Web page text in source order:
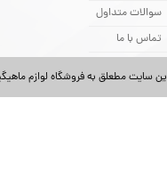
سایت مطعلق به فروشگاه لوازم
سوالات متداول
تماس با ما